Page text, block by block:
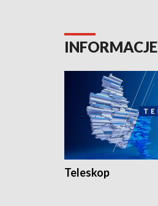
INFORMACJE
Teleskop